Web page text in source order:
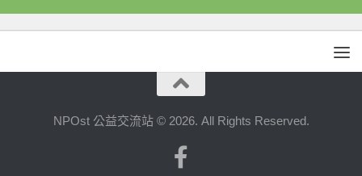
NPOst 公益交流站 © 2026. All Rights Reserved.